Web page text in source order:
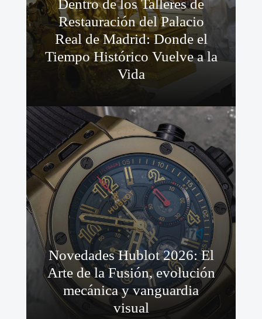
Dentro de los Talleres de
Restauración del Palacio
Real de Madrid: Donde el
Tiempo Histórico Vuelve a la
Vida
Novedades Hublot 2026: El
Arte de la Fusión, evolución
mecánica y vanguardia
visual